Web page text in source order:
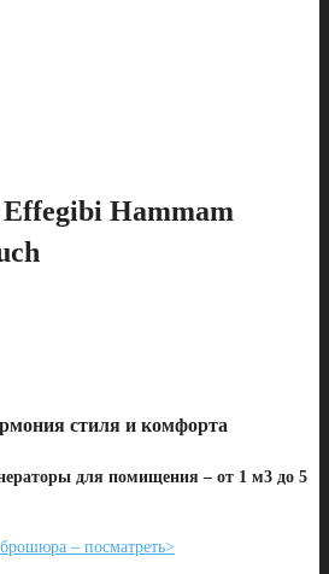
Hammam
стиля и комфорта
для помищения – от 1 м3 до 5
– посматреть>